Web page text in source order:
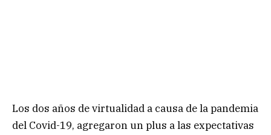
Los dos años de virtualidad a causa de la pandemia
del Covid-19, agregaron un plus a las expectativas